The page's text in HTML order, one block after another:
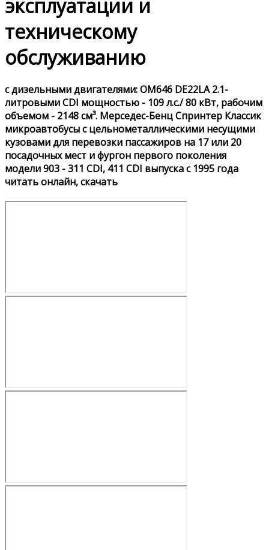
эксплуатации и
техническому
обслуживанию
с дизельными двигателями: OM646 DE22LA 2.1-
литровыми CDI мощностью - 109 л.с./ 80 кВт, рабочим
объемом - 2148 см³. Мерседес-Бенц Спринтер Классик
микроавтобусы с цельнометаллическими несущими
кузовами для перевозки пассажиров на 17 или 20
посадочных мест и фургон первого поколения
модели 903 - 311 CDI, 411 CDI выпуска с 1995 года
читать онлайн, скачать